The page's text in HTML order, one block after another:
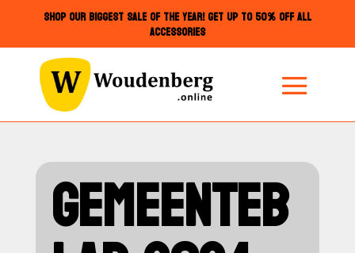
SHOP OUR BIGGEST SALE OF THE YEAR! GET UP TO 50% OFF ALL
ACCESSORIES
GEMEENTEB